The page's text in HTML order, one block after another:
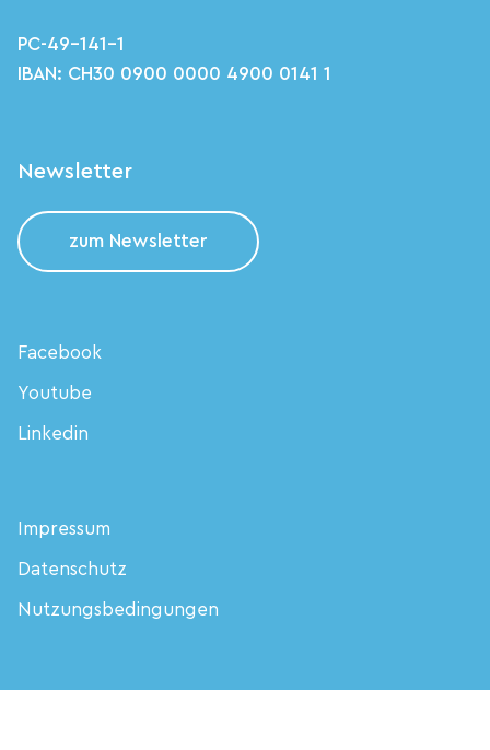
PC-49-141-1
IBAN: CH30 0900 0000 4900 0141 1
Newsletter
zum Newsletter
Facebook
Youtube
Linkedin
Impressum
Datenschutz
Nutzungsbedingungen